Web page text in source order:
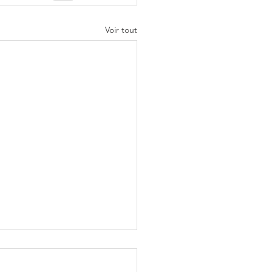
Voir tout
sur SYNERGIS paru